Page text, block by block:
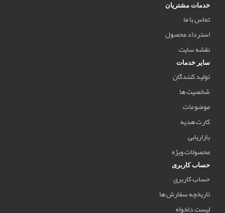
خدمات مشتریان
تماس با ما
استرداد محصول
نقشه سایت
سایر خدمات
تولید کنندگان
شخصیت ها
موضوعات
کارت هدیه
بازاریابی
محصولات ویژه
حساب کاربری
حساب کاربری
تاریخچه سفارش ها
لیست دلخواه